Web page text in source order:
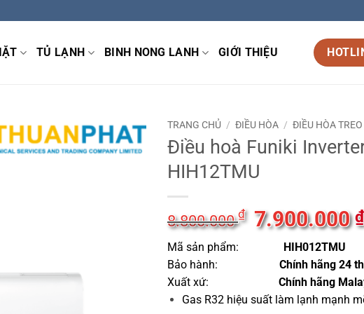
TỦ LẠNH BINH NONG LANH GIỚI THIỆU
TRANG CHỦ / ĐIỀU HÒA / ĐIỀU HÒA
Điều hoà Funiki
HIH12TMU
8.800.000₫
Giá
gốc
8.800.000 ₫.
7.900.000₫
Mã sản phẩm: HIH012TMU
Bảo hành: Chính hãng 24
Xuất xứ:
Chính hãng
Gas R32 hiệu suất làm lạnh mạnh